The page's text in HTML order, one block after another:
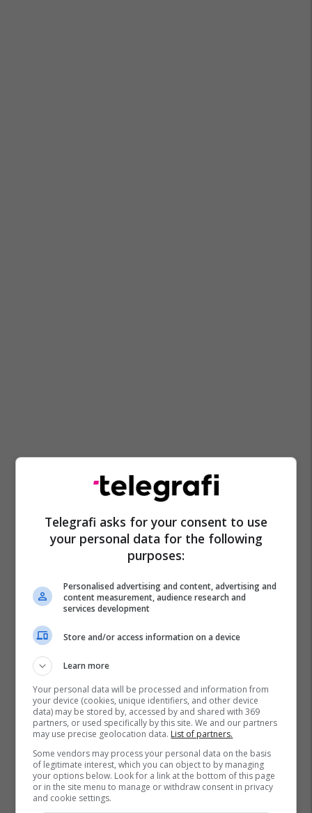
Kombëtarja E Anglisë
Euro 2020
Telegrafi asks for your consent to use
your personal data for the following
purposes:
Personalised advertising and content, advertising and
content measurement, audience research and
services development
Store and/or access information on a device
Learn more
Your personal data will be processed and information from
your device (cookies, unique identifiers, and other device
data) may be stored by, accessed by and shared with 369
partners, or used specifically by this site. We and our partners
may use precise geolocation data. List of partners.
Some vendors may process your personal data on the basis
of legitimate interest, which you can object to by managing
your options below. Look for a link at the bottom of this page
or in the site menu to manage or withdraw consent in privacy
and cookie settings.